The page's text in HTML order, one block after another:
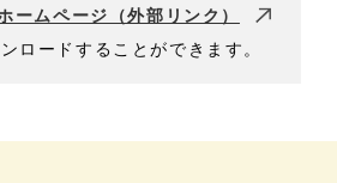
ームページ（外部リンク）
ロードすることができます。